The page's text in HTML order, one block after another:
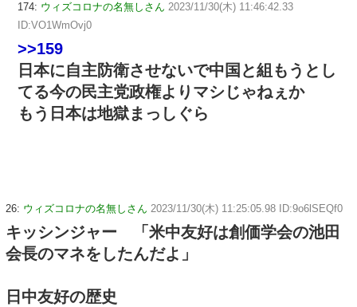
174: ウィズコロナの名無しさん 2023/11/30(木) 11:46:42.33
ID:VO1WmOvj0
>>159
日本に自主防衛させないで中国と組もうとし
てる今の民主党政権よりマシじゃねぇか
もう日本は地獄まっしぐら
26: ウィズコロナの名無しさん 2023/11/30(木) 11:25:05.98 ID:9o6lSEQf0
キッシンジャー 「米中友好は創価学会の池田
会長のマネをしたんだよ」
日中友好の歴史